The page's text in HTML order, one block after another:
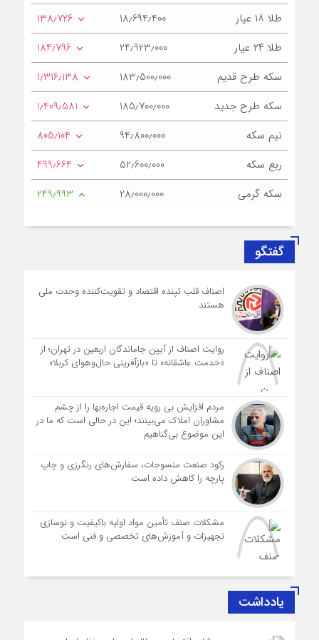
طلا ۱۸ عیار
18٫694٫400
138٫726
طلا ۲۴ عیار
24٫923٫000
184٫796
سکه طرح قدیم
183٫500٫000
1٫316٫138
سکه طرح جدید
185٫700٫000
1٫409٫581
نیم سکه
94٫800٫000
805٫104
ربع سکه
52٫600٫000
499٫664
سکه گرمی
28٫000٫000 249٫993
گفتگو
اصناف قلب تپنده اقتصاد و تقویت‌کننده وحدت ملی
هستند
روایت اصناف از آیین جاماندگان اربعین در تهران؛ از
«خدمت عاشقانه» تا «بازآفرینی حال‌وهوای کربلا»
مردم افزایش بی رویه قیمت اجاره‌بها را از چشم
مشاوران املاک می‌بینند؛ این در حالی است که ما در
این موضوع بی‌گناهیم
رکود صنعت منسوجات، سفارش‌های رنگرزی و چاپ
پارچه را کاهش داده است
مشکلات صنف تأمین مواد اولیه باکیفیت و نوسازی
تجهیزات و آموزش‌های تخصصی و فنی است
یادداشت